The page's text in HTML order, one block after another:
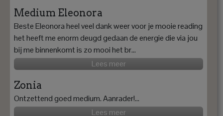
Medium Eleonora
Beste Eleonora heel veel dank weer voor je mooie reading
het heeft me enorm deugd gedaan de energie die via jou
bij me binnenkomt is zo mooi het br...
Lees meer
Zonia
Ontzettend goed medium. Aanrader!...
Lees meer